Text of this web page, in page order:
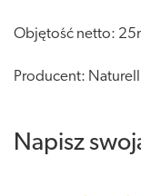
Objętość netto:
Producent: Naturell
Napisz